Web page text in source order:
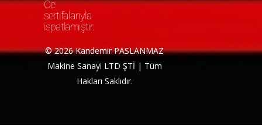
Ce
sertifalarıyla
ispatlamıştır.
© 2026 Kandemir PASLANMAZ
Makine Sanayi LTD ŞTİ | Tüm
Hakları Saklıdır.